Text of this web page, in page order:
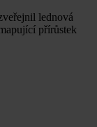
lednová
přírůstek